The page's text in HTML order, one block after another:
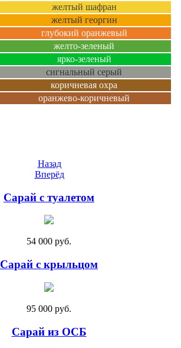
желтый шафран
желтый георгин
глубокий оранжевый
желто-зеленый
ярко-зеленый
сигнальный серый
коричневая охра
оранжево-коричневый
Назад
Вперёд
Сарай с туалетом
54 000 руб.
Сарай с крыльцом
95 000 руб.
Сарай из ОСБ